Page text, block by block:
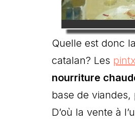
Quelle est donc
catalan? Les
nourriture
base de
D’où la vente à